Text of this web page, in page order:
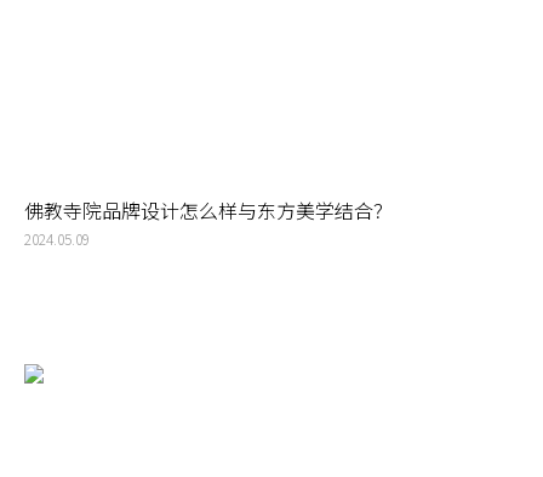
佛教寺院品牌设计怎么样与东方美学结合？
2024.05.09